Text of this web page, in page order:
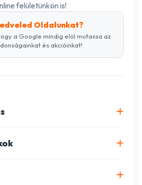
felületünkön is!
Oldalunkat?
a Google mindig elöl mutassa az
és akcióinkat!